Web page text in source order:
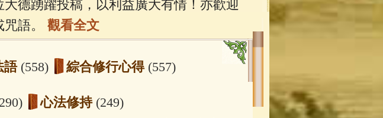
德踴躍投稿，以利益廣大有情！亦歡迎
語。 觀看全文
語 (558) 綜合修行心得 (557)
心法修持 (249)